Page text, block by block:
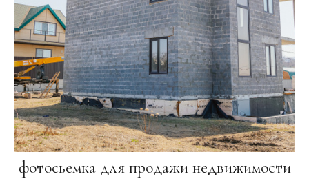
фотосьемка для продажи недвижимости